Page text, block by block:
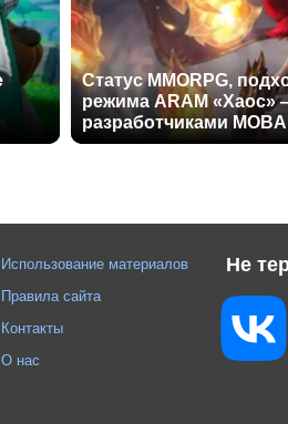
Статус MMORPG,
режима ARAM «Хаос»
разработчиками
Не
Использование материалов
Правила сайта
Контакты
О нас